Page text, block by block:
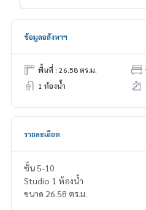
ข้อมูลอสังหาฯ
พื้นที่ : 26.58 ตร.ม.
1 ห้องน้ำ
รายละเอียด
ชั้น 5-10
Studio 1 ห้องน้ำ
ขนาด 26.58 ตร.ม.